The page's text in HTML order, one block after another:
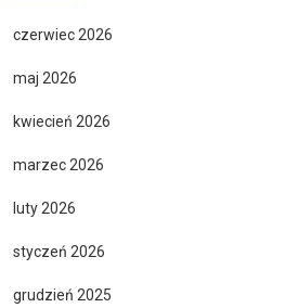
czerwiec 2026
maj 2026
kwiecień 2026
marzec 2026
luty 2026
styczeń 2026
grudzień 2025